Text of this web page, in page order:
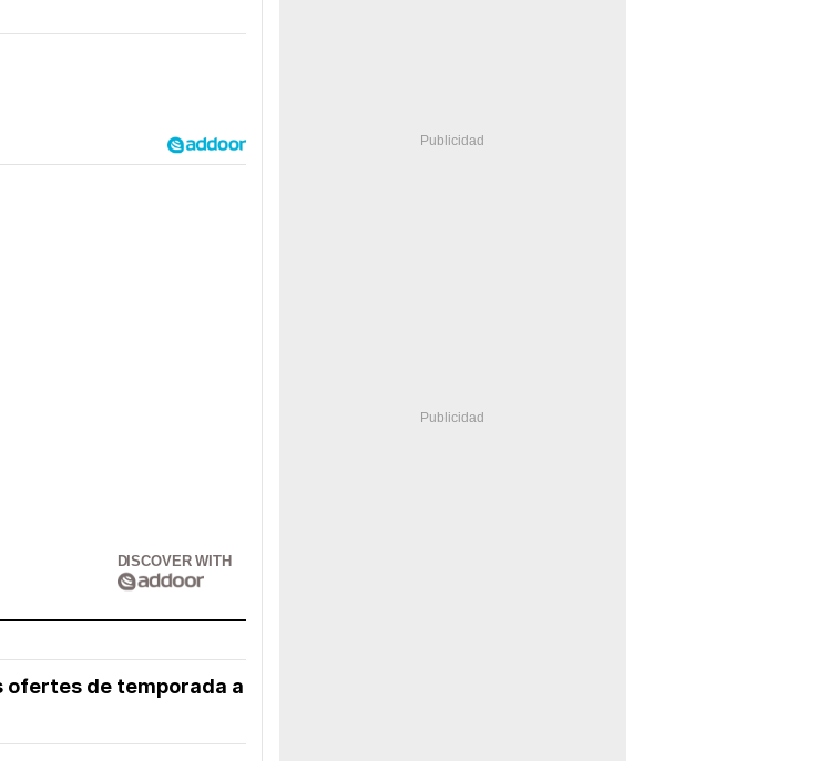
DISCOVER WITH
ofertes de temporada a